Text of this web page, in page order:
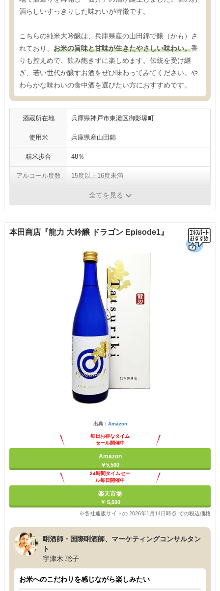
酒らしいすっきりした味わいが特徴です。
こちらの純米大吟醸は、兵庫県産の山田錦で醸（かも）さ
れており、 お米の旨味と甘味が生きたやさしい味わい。香
りも控えめで、飲み飽きずに楽しめます。伝統を受け継
ぎ、若い世代が醸すお酒をぜひ味わってみてください。や
わらかな味わいの食中酒を選びたい方におすすめです。
酒蔵所在地 兵庫県神戸市東灘区御影塚町
使用米 兵庫県産山田錦
精米歩合 48％
アルコール度数 15度以上16度未満
全てを見る
本田商店『龍力 大吟醸 ドラゴン Episode1』
出典： Amazon
毎日お得なタイム
セール開催中
Amazon
￥5,500
24時間タイムセー
ル毎日開催中
楽天市場
￥ 5,500
※各社通販サイトの 2026年1月14日時点 での税込価格
唎酒師・国際唎酒師、マーケティングコンサルタン
ト
宇津木 聡子
お米へのこだわりを感じながら楽しみたい